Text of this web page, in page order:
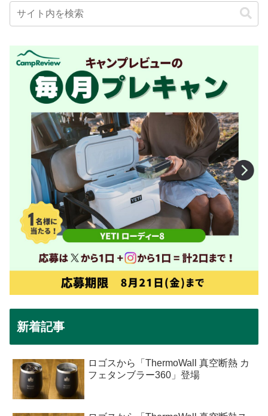
新着記事
ロゴスから「ThermoWall 真空断熱 カ
フェタンブラー360」登場